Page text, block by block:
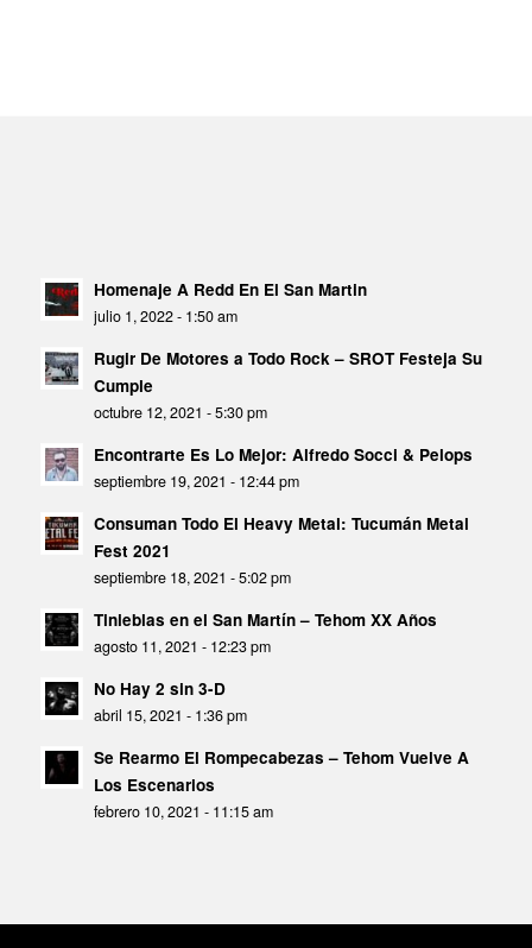
Homenaje A Redd En El San Martin
julio 1, 2022 - 1:50 am
Rugir De Motores a Todo Rock – SROT Festeja Su
Cumple
octubre 12, 2021 - 5:30 pm
Encontrarte Es Lo Mejor: Alfredo Socci & Pelops
septiembre 19, 2021 - 12:44 pm
Consuman Todo El Heavy Metal: Tucumán Metal
Fest 2021
septiembre 18, 2021 - 5:02 pm
Tinieblas en el San Martín – Tehom XX Años
agosto 11, 2021 - 12:23 pm
No Hay 2 sin 3-D
abril 15, 2021 - 1:36 pm
Se Rearmo El Rompecabezas – Tehom Vuelve A
Los Escenarios
febrero 10, 2021 - 11:15 am